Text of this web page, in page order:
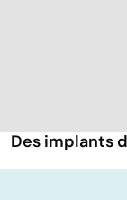
Des implants